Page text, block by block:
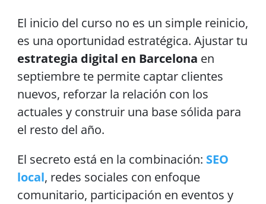
El inicio del curso no es un simple reinicio,
es una oportunidad estratégica. Ajustar tu
estrategia digital en Barcelona en
septiembre te permite captar clientes
nuevos, reforzar la relación con los
actuales y construir una base sólida para
el resto del año.
El secreto está en la combinación: SEO
local, redes sociales con enfoque
comunitario, participación en eventos y